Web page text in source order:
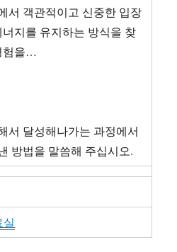
서 객관적이고 신중한 입장
지를 유지하는 방식을 찾
험을…
서 달성해나가는 과정에서
방법을 말씀해 주십시오.